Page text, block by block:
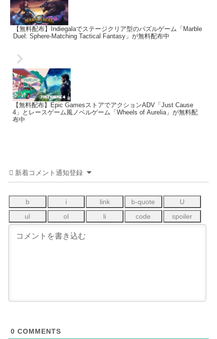
【無料配布】Indiegalaでステージクリア型のパズルゲーム「Marble
Duel: Sphere-Matching Tactical Fantasy」が無料配布中
【無料配布】Epic GamesストアでアクションADV「Just Cause
4」とレースゲーム風ノベルゲーム「Wheels of Aurelia」が無料配
布中
新着コメント通知登録
0 COMMENTS